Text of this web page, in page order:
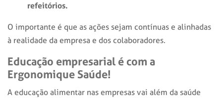
refeitórios.
O importante é que as ações sejam contínuas e alinhadas
à realidade da empresa e dos colaboradores.
Educação empresarial é com a
Ergonomique Saúde!
A educação alimentar nas empresas vai além da saúde